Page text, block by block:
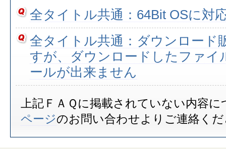
全タイトル共通：64Bit OSに対
全タイトル共通：ダウンロード
すが、ダウンロードしたファイ
ールが出来ません
上記ＦＡＱに掲載されていない内容
ページのお問い合わせよりご連絡く